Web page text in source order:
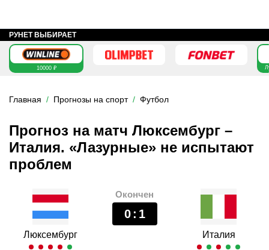
РУНЕТ ВЫБИРАЕТ
10000 ₽
Главная Прогнозы на спорт Футбол
Прогноз на матч Люксембург –
Италия. «Лазурные» не испытают
проблем
Люксембург
Окончен
0 : 1
Италия